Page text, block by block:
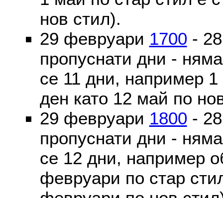
нов стил).
29 февруари 1700 -
пропуснати дни -
се 11 дни, например
ден като 12 май по
29 февруари 1800 -
пропуснати дни -
се 12 дни, например
февруари по стар